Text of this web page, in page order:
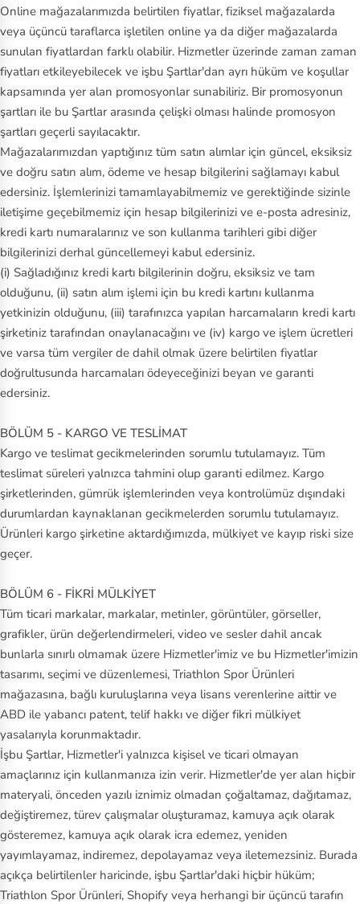
Online mağazalarımızda belirtilen fiyatlar, fiziksel mağazalarda
veya üçüncü taraflarca işletilen online ya da diğer mağazalarda
sunulan fiyatlardan farklı olabilir. Hizmetler üzerinde zaman zaman
fiyatları etkileyebilecek ve işbu Şartlar'dan ayrı hüküm ve koşullar
kapsamında yer alan promosyonlar sunabiliriz. Bir promosyonun
şartları ile bu Şartlar arasında çelişki olması halinde promosyon
şartları geçerli sayılacaktır.
Mağazalarımızdan yaptığınız tüm satın alımlar için güncel, eksiksiz
ve doğru satın alım, ödeme ve hesap bilgilerini sağlamayı kabul
edersiniz. İşlemlerinizi tamamlayabilmemiz ve gerektiğinde sizinle
iletişime geçebilmemiz için hesap bilgilerinizi ve e-posta adresiniz,
kredi kartı numaralarınız ve son kullanma tarihleri gibi diğer
bilgilerinizi derhal güncellemeyi kabul edersiniz.
(i) Sağladığınız kredi kartı bilgilerinin doğru, eksiksiz ve tam
olduğunu, (ii) satın alım işlemi için bu kredi kartını kullanma
yetkinizin olduğunu, (iii) tarafınızca yapılan harcamaların kredi kartı
şirketiniz tarafından onaylanacağını ve (iv) kargo ve işlem ücretleri
ve varsa tüm vergiler de dahil olmak üzere belirtilen fiyatlar
doğrultusunda harcamaları ödeyeceğinizi beyan ve garanti
edersiniz.
BÖLÜM 5 - KARGO VE TESLİMAT
Kargo ve teslimat gecikmelerinden sorumlu tutulamayız. Tüm
teslimat süreleri yalnızca tahmini olup garanti edilmez. Kargo
şirketlerinden, gümrük işlemlerinden veya kontrolümüz dışındaki
durumlardan kaynaklanan gecikmelerden sorumlu tutulamayız.
Ürünleri kargo şirketine aktardığımızda, mülkiyet ve kayıp riski size
geçer.
BÖLÜM 6 - FİKRİ MÜLKİYET
Tüm ticari markalar, markalar, metinler, görüntüler, görseller,
grafikler, ürün değerlendirmeleri, video ve sesler dahil ancak
bunlarla sınırlı olmamak üzere Hizmetler'imiz ve bu Hizmetler'imizin
tasarımı, seçimi ve düzenlemesi, Triathlon Spor Ürünleri
mağazasına, bağlı kuruluşlarına veya lisans verenlerine aittir ve
ABD ile yabancı patent, telif hakkı ve diğer fikri mülkiyet
yasalarıyla korunmaktadır.
İşbu Şartlar, Hizmetler'i yalnızca kişisel ve ticari olmayan
amaçlarınız için kullanmanıza izin verir. Hizmetler'de yer alan hiçbir
materyali, önceden yazılı iznimiz olmadan çoğaltamaz, dağıtamaz,
değiştiremez, türev çalışmalar oluşturamaz, kamuya açık olarak
gösteremez, kamuya açık olarak icra edemez, yeniden
yayımlayamaz, indiremez, depolayamaz veya iletemezsiniz. Burada
açıkça belirtilenler haricinde, işbu Şartlar'daki hiçbir hüküm;
Triathlon Spor Ürünleri, Shopify veya herhangi bir üçüncü tarafın